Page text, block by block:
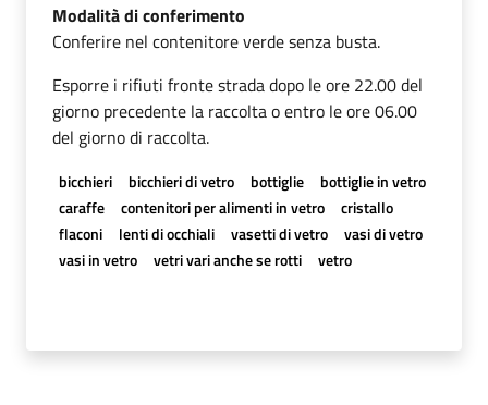
Modalità di conferimento
Conferire nel contenitore verde senza busta.
Esporre i rifiuti fronte strada dopo le ore 22.00 del
giorno precedente la raccolta o entro le ore 06.00
del giorno di raccolta.
bicchieri bicchieri di vetro bottiglie
bottiglie in vetro
caraffe
contenitori per alimenti in vetro
cristallo
flaconi
lenti di occhiali vasetti di vetro
vasi di vetro
vasi in vetro
vetri vari anche se rotti vetro